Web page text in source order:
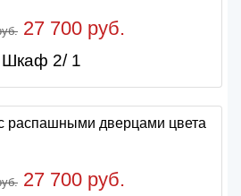
27 700 руб.
Шкаф 2/ 1
27 700 руб.